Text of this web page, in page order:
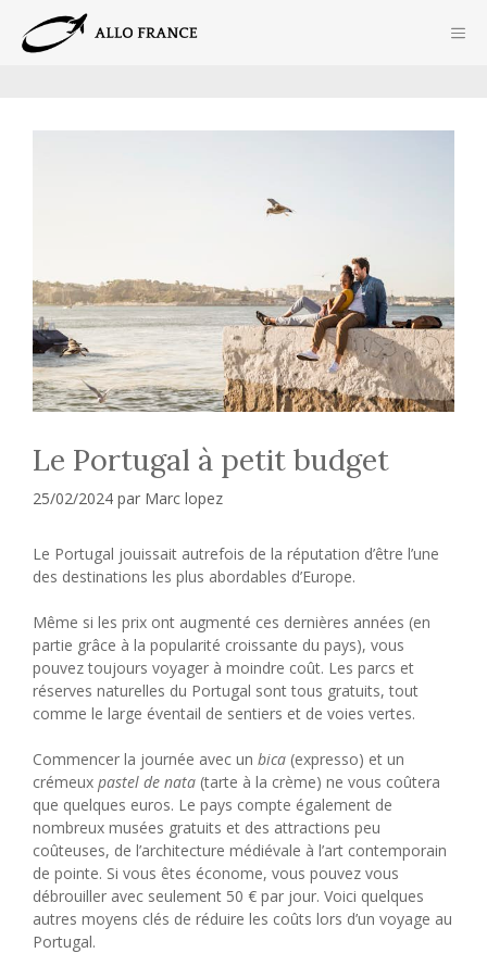
contenu
Le Portugal à petit budget
25/02/2024 par Marc lopez
Le Portugal jouissait autrefois de la réputation d’être l’une
des destinations les plus abordables d’Europe.
Même si les prix ont augmenté ces dernières années (en
partie grâce à la popularité croissante du pays), vous
pouvez toujours voyager à moindre coût. Les parcs et
réserves naturelles du Portugal sont tous gratuits, tout
comme le large éventail de sentiers et de voies vertes.
Commencer la journée avec un bica (expresso) et un
crémeux pastel de nata (tarte à la crème) ne vous coûtera
que quelques euros. Le pays compte également de
nombreux musées gratuits et des attractions peu
coûteuses, de l’architecture médiévale à l’art contemporain
de pointe. Si vous êtes économe, vous pouvez vous
débrouiller avec seulement 50 € par jour. Voici quelques
autres moyens clés de réduire les coûts lors d’un voyage au
Portugal.